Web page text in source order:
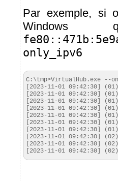
Par exemple, si
only_ipv6
C:\tmp>VirtualHub.exe --
[2023-11-01 09:42:30]
[2023-11-01 09:42:30]
[2023-11-01 09:42:30]
[2023-11-01 09:42:30] (01)
[2023-11-01 09:42:30]
[2023-11-01 09:42:30] (01)
[2023-11-01 09:42:30]
[2023-11-01 09:42:30]
[2023-11-01 09:42:30]
[2023-11-01 09:42:30]